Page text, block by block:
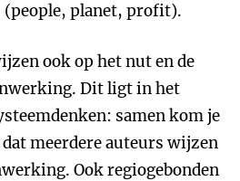
(people, planet, profit).
ook op het nut en de
Dit ligt in het
samen kom je
meerdere auteurs wijzen
Ook regiogebonden